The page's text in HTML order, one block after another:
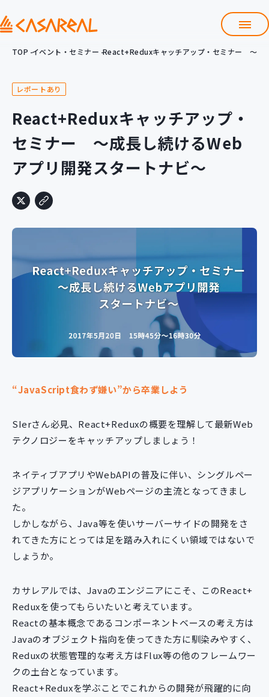
会社情報
クラウド導入支援 Git導入支援
システム構築支援
研修サービス
新規開発サービス
パッケージ開発
イベント・セミナー
採用情報
TOP イベント・セミナー React+Reduxキャッチアップ・セミナー ～成
レポートあり
React+Reduxキャッチアップ・
セミナー ～成長し続けるWeb
アプリ開発スタートナビ～
“JavaScript食わず嫌い”から卒業しよう
SIerさん必見、React+Reduxの概要を理解して最新Web
テクノロジーをキャッチアップしましょう！
ネイティブアプリやWebAPIの普及に伴い、シングルペー
ジアプリケーションがWebページの主流となってきまし
た。
しかしながら、Java等を使いサーバーサイドの開発をさ
れてきた方にとっては足を踏み入れにくい領域ではないで
しょうか。
カサレアルでは、Javaのエンジニアにこそ、このReact+
Reduxを使ってもらいたいと考えています。
Reactの基本概念であるコンポーネントベースの考え方は
Javaのオブジェクト指向を使ってきた方に馴染みやすく、
Reduxの状態管理的な考え方はFlux等の他のフレームワー
クの土台となっています。
React+Reduxを学ぶことでこれからの開発が飛躍的に向